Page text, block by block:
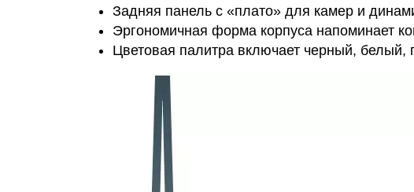
Задняя панель с «плато» для камер и
Эргономичная форма корпуса напоминает
Цветовая палитра включает черный, белый,